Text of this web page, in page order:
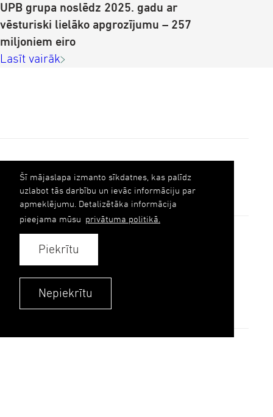
Šī mājaslapa izmanto sīkdatnes, kas palīdz
uzlabot tās darbību un ievāc informāciju par
apmeklējumu. Detalizētāka informācija
pieejama mūsu privātuma politikā.
Nepiekrītu
Piekrītu
UPB grupa noslēdz 2025. gadu ar
vēsturiski lielāko apgrozījumu – 257
miljoniem eiro
Lasīt vairāk
AILE grupa
Kontakti